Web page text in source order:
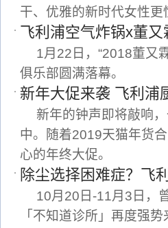
干、优雅的新时代女性更
飞利浦空气炸锅x董
1月22日，“2018董又
俱乐部圆满落幕。
新年大促来袭 飞利浦
新年的钟声即将敲响
中。随着2019天猫年货
心的年终大促。
除尘选择困难症？飞
10月20日-11月3日，
「不知道诊所」再度强